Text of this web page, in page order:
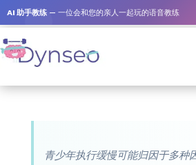
AI 助手教练 — 一位会和您的亲人一起玩的语音教练
青少年执行缓慢可能归因于多种